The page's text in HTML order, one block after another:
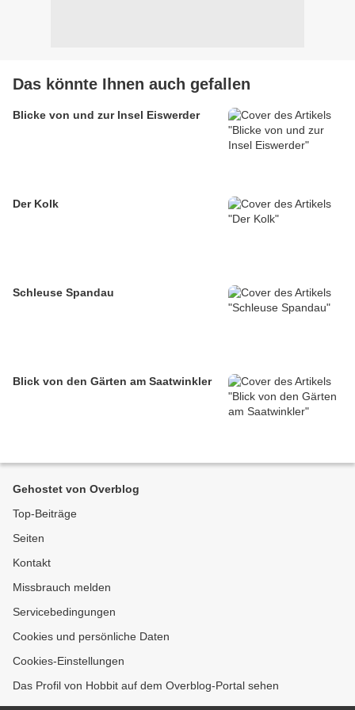
Das könnte Ihnen auch gefallen
Blicke von und zur Insel Eiswerder
Der Kolk
Schleuse Spandau
Blick von den Gärten am Saatwinkler
Gehostet von Overblog
Top-Beiträge
Seiten
Kontakt
Missbrauch melden
Servicebedingungen
Cookies und persönliche Daten
Cookies-Einstellungen
Das Profil von Hobbit auf dem Overblog-Portal sehen